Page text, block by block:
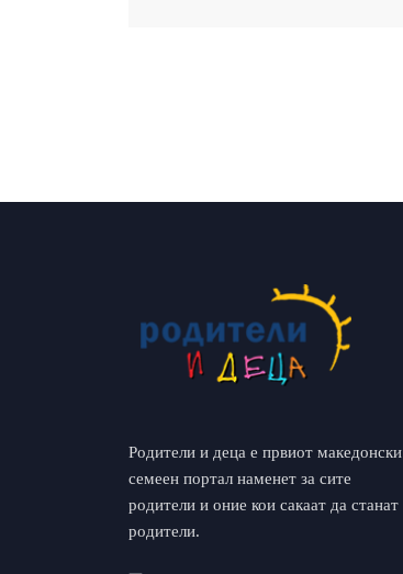
Родители и деца е првиот македонски
семеен портал наменет за сите
родители и оние кои сакаат да станат
родители.